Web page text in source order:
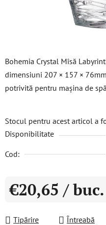
Bohemia Crystal Mîsă
dimensiuni 207 × 157 ×
potrivită pentru mașina de
Stocul pentru acest articol a
Disponibilitate
Cod:
€20,65 / buc.
Tipărire
Întreabă